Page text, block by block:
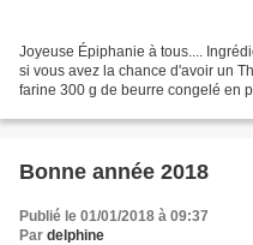
Joyeuse Épiphanie à tous....
si vous avez la chance d'avoir un
farine 300 g de beurre congelé en
Bonne année 2018
Publié le 01/01/2018 à 09:37
Par delphine